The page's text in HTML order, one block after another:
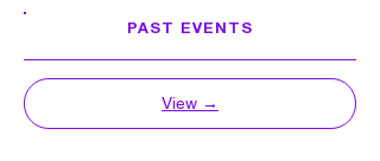
PAST EVENTS
View →